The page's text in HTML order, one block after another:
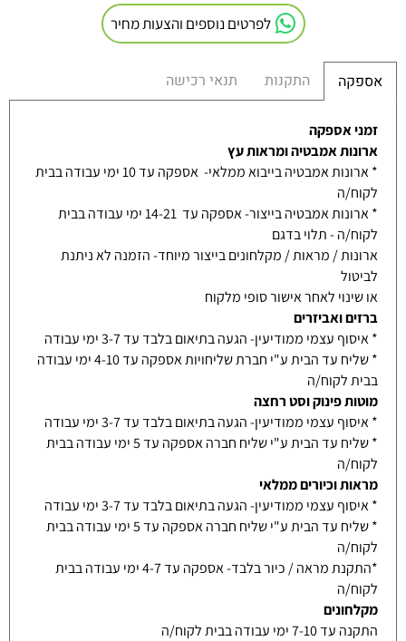
לפרטים נוספים והצעות מחיר
אספקה התקנות תנאי רכישה
זמני אספקה
ארונות אמבטיה ומראות עץ
* ארונות אמבטיה בייבוא ממלאי- אספקה עד 10 ימי עבודה בבית
לקוח/ה
* ארונות אמבטיה בייצור- אספקה עד 14-21 ימי עבודה בבית
לקוח/ה - תלוי בדגם
ארונות / מראות / מקלחונים בייצור מיוחד- הזמנה לא ניתנת
לביטול
או שינוי לאחר אישור סופי מלקוח
ברזים ואביזרים
* איסוף עצמי ממודיעין- הגעה בתיאום בלבד עד 3-7 ימי עבודה
* שליח עד הבית ע"י חברת שליחויות אספקה עד 4-10 ימי עבודה
בבית לקוח/ה
מוטות פינוק וסט רחצה
* איסוף עצמי ממודיעין- הגעה בתיאום בלבד עד 3-7 ימי עבודה
* שליח עד הבית ע"י שליח חברה אספקה עד 5 ימי עבודה בבית
לקוח/ה
מראות וכיורים ממלאי
* איסוף עצמי ממודיעין- הגעה בתיאום בלבד עד 3-7 ימי עבודה
* שליח עד הבית ע"י שליח חברה אספקה עד 5 ימי עבודה בבית
לקוח/ה
*התקנת מראה / כיור בלבד- אספקה עד 4-7 ימי עבודה בבית
לקוח/ה
מקלחונים
התקנה עד 7-10 ימי עבודה בבית לקוח/ה